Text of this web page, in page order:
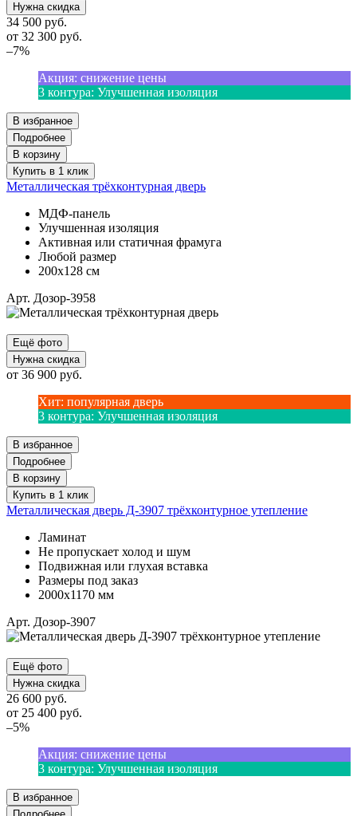
Нужна скидка
34 500 руб.
от 32 300 руб.
–7%
Акция: снижение цены
3 контура: Улучшенная изоляция
В избранное
Подробнее
В корзину
Купить в 1 клик
Металлическая трёхконтурная дверь
МДФ-панель
Улучшенная изоляция
Активная или статичная фрамуга
Любой размер
200х128 см
Арт. Дозор-3958
Ещё фото
Нужна скидка
от 36 900 руб.
Хит: популярная дверь
3 контура: Улучшенная изоляция
В избранное
Подробнее
В корзину
Купить в 1 клик
Металлическая дверь Д-3907 трёхконтурное утепление
Ламинат
Не пропускает холод и шум
Подвижная или глухая вставка
Размеры под заказ
2000х1170 мм
Арт. Дозор-3907
Ещё фото
Нужна скидка
26 600 руб.
от 25 400 руб.
–5%
Акция: снижение цены
3 контура: Улучшенная изоляция
В избранное